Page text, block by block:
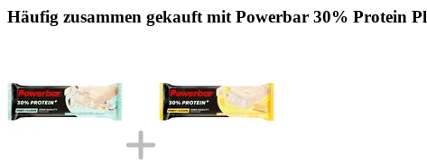
Häufig zusammen gekauft mit Powerbar 30% Protein